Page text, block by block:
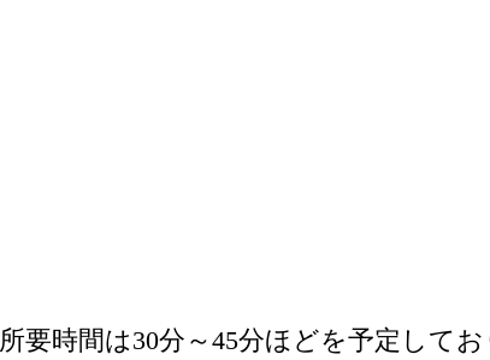
所要時間は30分～45分ほどを予定して